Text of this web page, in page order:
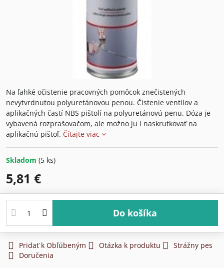
Na ľahké očistenie pracovných pomôcok znečistených
nevytvrdnutou polyuretánovou penou. Čistenie ventilov a
aplikačných častí NBS pištolí na polyuretánovú penu. Dóza je
vybavená rozprašovačom, ale možno ju i naskrutkovať na
aplikačnú pištoľ. Čítajte viac
Skladom (5 ks)
5,81 €
Do košíka
Pridať k Obľúbeným Otázka k produktu
Strážny pes
Doručenia